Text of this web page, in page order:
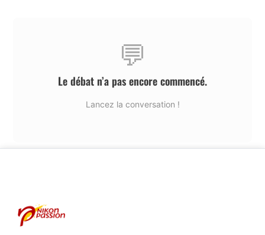
💬
Le débat n’a pas encore commencé.
Lancez la conversation !